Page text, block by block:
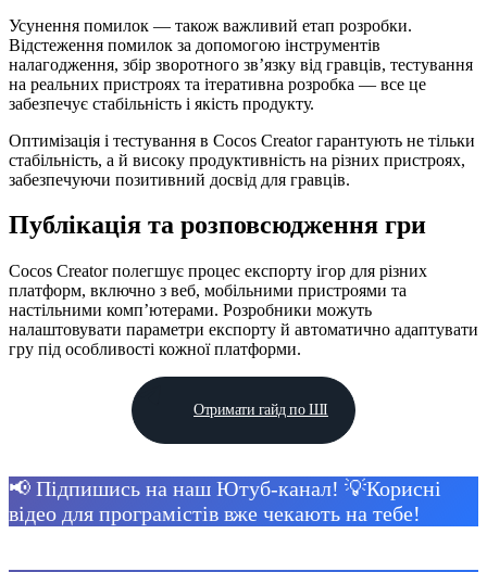
Усунення помилок — також важливий етап розробки.
Відстеження помилок за допомогою інструментів
налагодження, збір зворотного зв’язку від гравців, тестування
на реальних пристроях та ітеративна розробка — все це
забезпечує стабільність і якість продукту.
Оптимізація і тестування в Cocos Creator гарантують не тільки
стабільність, а й високу продуктивність на різних пристроях,
забезпечуючи позитивний досвід для гравців.
Публікація та розповсюдження гри
Cocos Creator полегшує процес експорту ігор для різних
платформ, включно з веб, мобільними пристроями та
настільними комп’ютерами. Розробники можуть
налаштовувати параметри експорту й автоматично адаптувати
гру під особливості кожної платформи.
Отримати гайд по ШІ
📢 Підпишись на наш Ютуб-канал! 💡Корисні
відео для програмістів вже чекають на тебе!